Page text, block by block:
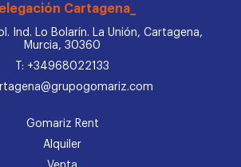
Cartagena_
Ind. Lo Bolarín. La Unión, Cartagena,
Murcia, 30360
T: +34968022133
Gomariz Rent
Alquiler